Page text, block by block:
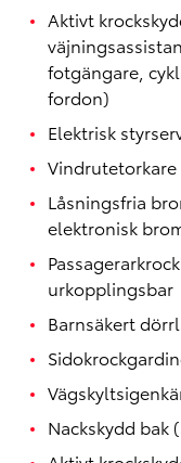
Aktivt
fotgängare,
fordon)
Elektrisk
Låsningsfria
elektronisk
urkopplingsbar
Barnsäkert
Nackskydd bak